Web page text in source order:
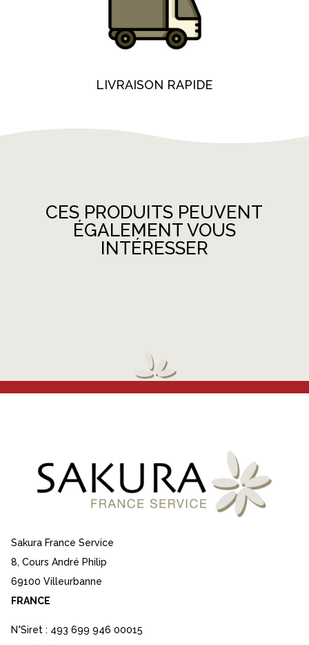
LIVRAISON RAPIDE
CES PRODUITS PEUVENT
ÉGALEMENT VOUS
INTÉRESSER
Sakura France Service
8, Cours André Philip
69100 Villeurbanne
FRANCE
N°Siret : 493 699 946 00015